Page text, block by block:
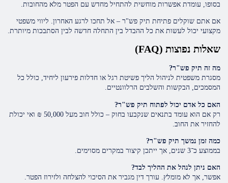
בסופו, עומדת אפשרות מוחשית להתחיל מחדש עם הפטר מלא מהחובות.
אם אתם שוקלים פתיחת תיק פש"ר – אל תחכו לרגע האחרון. ליווי משפטי
מקצועי יכול לעשות את כל ההבדל בין התחלה חדשה לבין הסתבכות מיותרת.
שאלות נפוצות (FAQ)
מה זה תיק פש"ר?
מסגרת משפטית לניהול הליך פשיטת רגל או חדלות פירעון ליחיד, כולל כל
המסמכים, הבקשות והשלבים הרלוונטיים.
האם כל אדם יכול לפתוח תיק פש"ר?
רק אם הוא עומד בתנאים שנקבעו בחוק – כולל חוב מעל 50,000 ₪ ואי יכולת
להחזיר את החוב.
כמה זמן נמשך תיק פש"ר?
בממוצע כ־3 שנים, אך ייתכן קיצור במקרים מסוימים.
האם ניתן לנהל את ההליך לבד?
אפשר, אך לא מומלץ. עורך דין מגביר את הסיכוי להצלחה ולזירוז הפטר.